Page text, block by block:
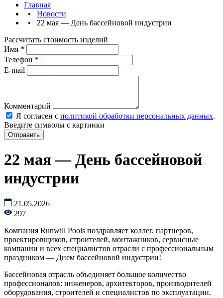
Главная
• Новости
• 22 мая — День бассейновой индустрии
Рассчитать стоимость изделий
Имя *
Телефон *
E-mail
Комментарий
Я согласен с политикой обработки персональных данных.
Введите символы с картинки
22 мая — День бассейновой
индустрии
21.05.2026
297
Компания Runwill Pools поздравляет коллег, партнеров,
проектировщиков, строителей, монтажников, сервисные
компании и всех специалистов отрасли с профессиональным
праздником — Днем бассейновой индустрии!
Бассейновая отрасль объединяет большое количество
профессионалов: инженеров, архитекторов, производителей
оборудования, строителей и специалистов по эксплуатации.